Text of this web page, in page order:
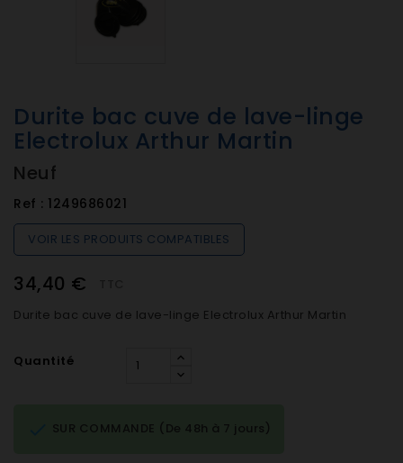
Durite bac cuve de lave-linge
Electrolux Arthur Martin
Neuf
Ref : 1249686021
VOIR LES PRODUITS COMPATIBLES
34,40 €
Durite bac cuve de lave-linge Electrolux Arthur Martin
Quantité
SUR COMMANDE (De 48h à 7 jours)